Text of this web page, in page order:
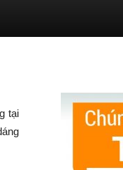
tại